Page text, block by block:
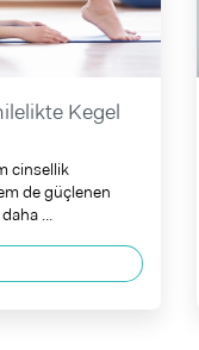
Kegel
cinsellik
de güçlenen
...